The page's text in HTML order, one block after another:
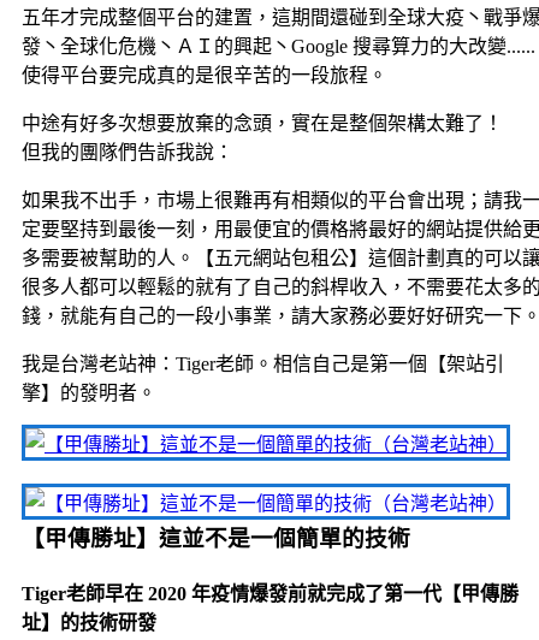
五年才完成整個平台的建置，這期間還碰到全球大疫丶戰爭
發丶全球化危機丶ＡＩ的興起丶Google 搜尋算力的大改變......
使得平台要完成真的是很辛苦的一段旅程。
中途有好多次想要放棄的念頭，實在是整個架構太難了！
但我的團隊們告訴我說：
如果我不出手，市場上很難再有相類似的平台會出現；請我
定要堅持到最後一刻，用最便宜的價格將最好的網站提供給
多需要被幫助的人。【五元網站包租公】這個計劃真的可以
很多人都可以輕鬆的就有了自己的斜桿收入，不需要花太多
錢，就能有自己的一段小事業，請大家務必要好好研究一下
我是台灣老站神：Tiger老師。相信自己是第一個【架站引
擎】的發明者。
【甲傳勝址】這並不是一個簡單的技術
Tiger老師早在 2020 年疫情爆發前就完成了第一代【甲傳勝
址】的技術研發